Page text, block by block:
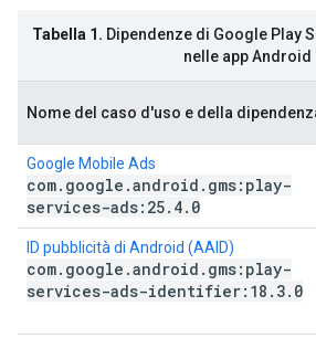
Tabella 1. Dipendenze di Google Play
nelle app Android
Nome del caso d'uso e della
Google Mobile Ads
com. google .android . gms:play-
services-ads:25. 4. 0
ID pubblicità di Android (AAID)
com. google .android . gms:play-
services-ads-identifier:18 . 3. 0